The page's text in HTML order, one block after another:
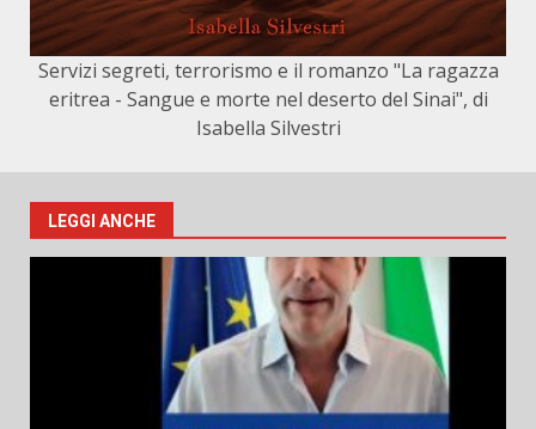
Servizi segreti, terrorismo e il romanzo "La ragazza
eritrea - Sangue e morte nel deserto del Sinai", di
Isabella Silvestri
LEGGI ANCHE